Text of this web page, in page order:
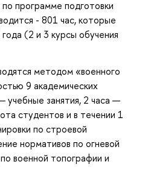
программе подготовки
- 801 час, которые
(2 и 3 курсы обучения
методом «военного
9 академических
учебные занятия, 2 часа —
студентов и в течении 1
по строевой
нормативов по огневой
военной топографии и